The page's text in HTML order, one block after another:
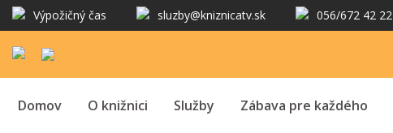
Výpožičný čas sluzby@kniznicatv.sk 056/672 42 22
Domov O knižnici Služby Zábava pre každého